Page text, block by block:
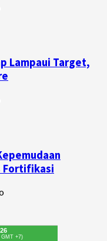
Lampaui Target,
Fortifikasi